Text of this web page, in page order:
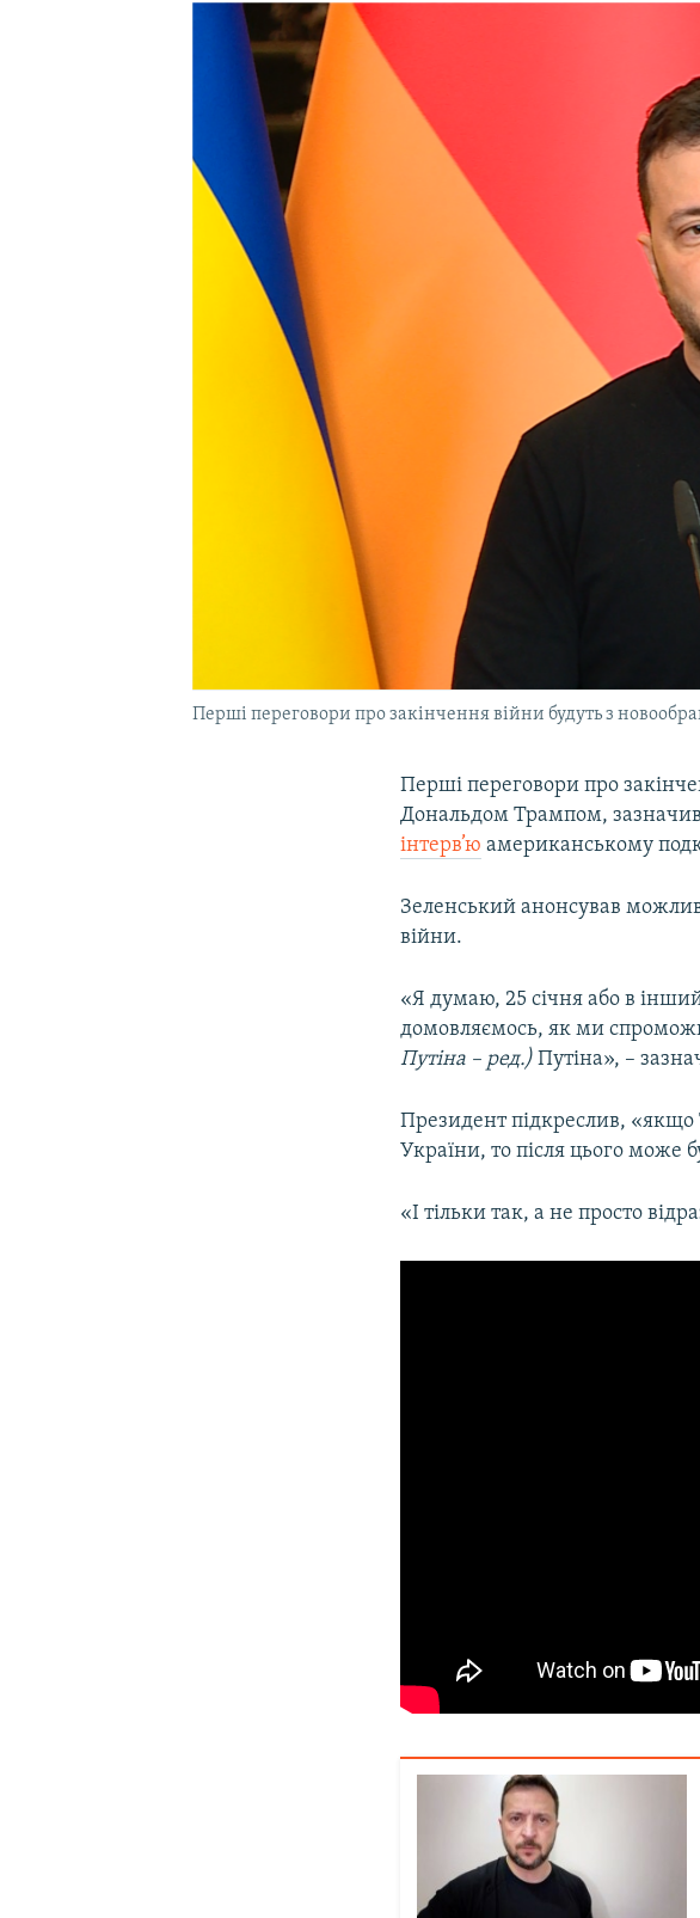
Перші переговори про закінчення війни будуть з
Перші переговори про
Дональдом Трампом,
інтерв’ю американському
Зеленський анонсував
війни.
«Я думаю, 25 січня або в
домовляємось, як ми
Путіна – ред.)Путіна», –
Президент підкреслив, «якщо
України, то після цього може
«І тільки так, а не просто